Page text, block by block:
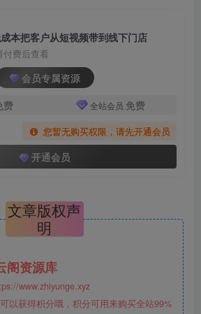
本把客户从短视频带到线下门店
付费后查看
会员专属资源
费 全站会员 免费
您暂无购买权限，请先开通会员
开通会员
文章版权声
明
阁资源库
www.zhiyunge.xyz
以获得积分哦，积分可用来购买全站99%